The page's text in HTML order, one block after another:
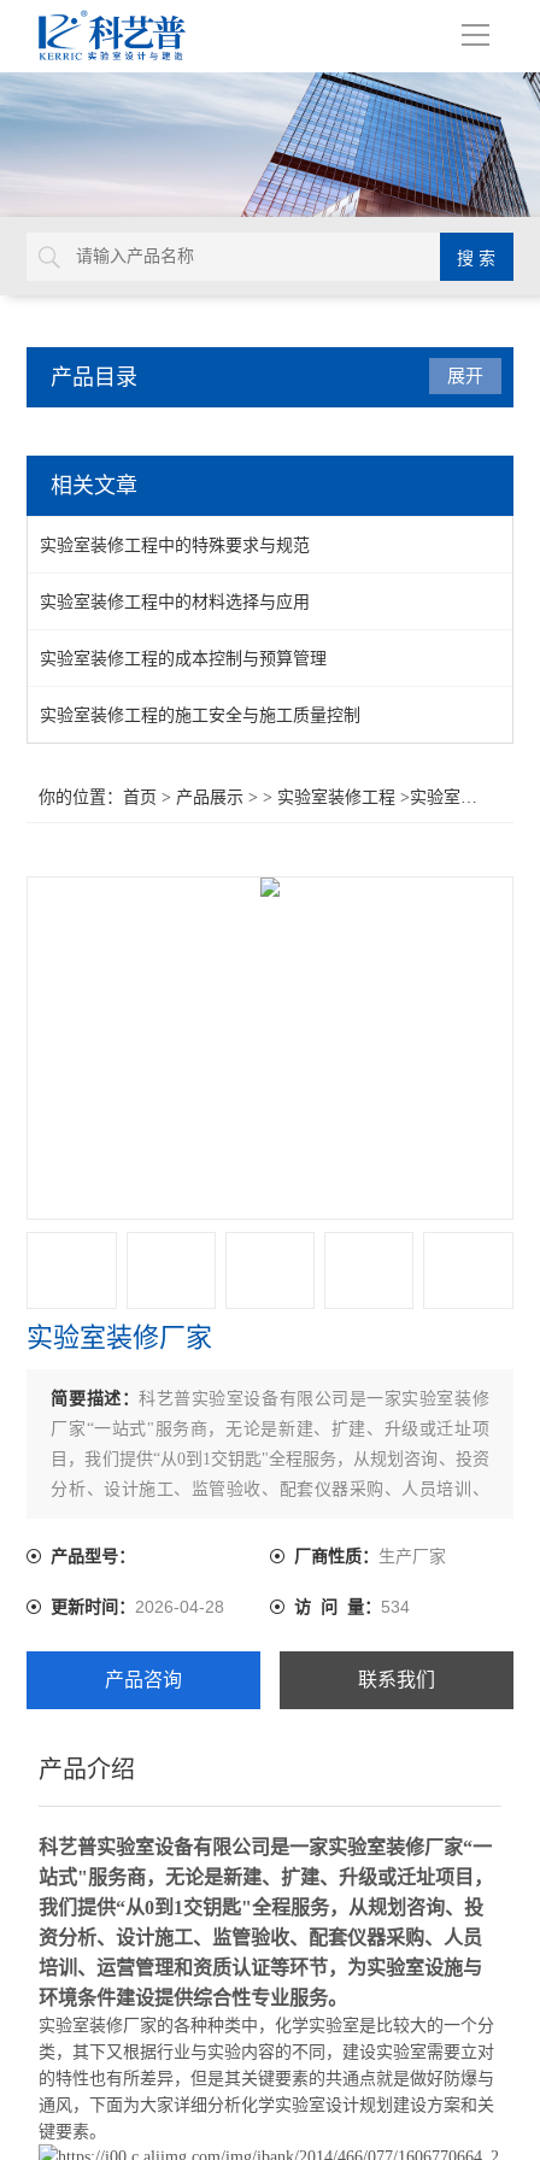
导
产品目录 展开
相关文章
实验室装修工程中的特殊要求与规范
实验室装修工程中的材料选择与应用
实验室装修工程的成本控制与预算管理
实验室装修工程的施工安全与施工质量控制
你的位置：首页 > 产品展示 > > 实验室装修工程 >实验室装修厂家
实验室装修厂家
简要描述：科艺普实验室设备有限公司是一家实验室装修
厂家“一站式"服务商，无论是新建、扩建、升级或迁址项
目，我们提供“从0到1交钥匙"全程服务，从规划咨询、投资
分析、设计施工、监管验收、配套仪器采购、人员培训、
设提供综合性专业服务。
产品型号： 厂商性质： 生产厂家
更新时间：2026-04-28 访 问 量： 534
产品咨询 联系我们
产品介绍
科艺普实验室设备有限公司是一家实验室装修厂家“一
站式"服务商，无论是新建、扩建、升级或迁址项目，
我们提供“从0到1交钥匙"全程服务，从规划咨询、投
资分析、设计施工、监管验收、配套仪器采购、人员
培训、运营管理和资质认证等环节，为实验室设施与
环境条件建设提供综合性专业服务。
实验室装修厂家的各种种类中，化学实验室是比较大的一个分
类，其下又根据行业与实验内容的不同，建设实验室需要立对
的特性也有所差异，但是其关键要素的共通点就是做好防爆与
通风，下面为大家详细分析化学实验室设计规划建设方案和关
键要素。